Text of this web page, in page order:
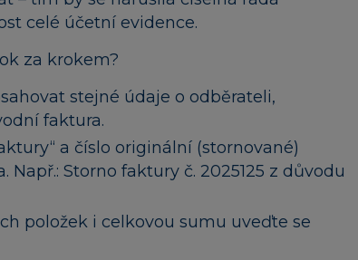
celé účetní evidence.
za krokem?
stejné údaje o odběrateli,
faktura.
a číslo originální (stornované)
Storno faktury č. 2025125 z důvodu
položek i celkovou sumu uveďte se